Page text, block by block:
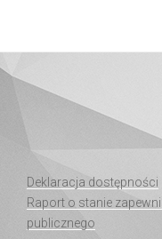
Deklaracja dostępności
Raport o stanie
publicznego